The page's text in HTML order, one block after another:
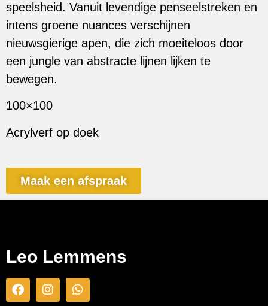
speelsheid. Vanuit levendige penseelstreken en
intens groene nuances verschijnen
nieuwsgierige apen, die zich moeiteloos door
een jungle van abstracte lijnen lijken te
bewegen.
100×100
Acrylverf op doek
Maak een afspraak
Leo Lemmens